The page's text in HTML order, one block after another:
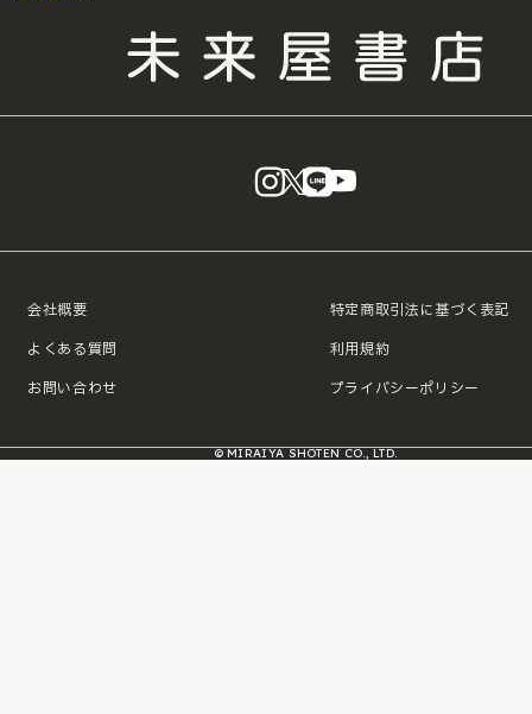
instagram
X LINE
会社概要
よくある質問
お問い合わせ
特定商取引法に基づく表記
利用規約
プライバシーポリシー
© MIRAIYA SHOTEN CO., LTD.